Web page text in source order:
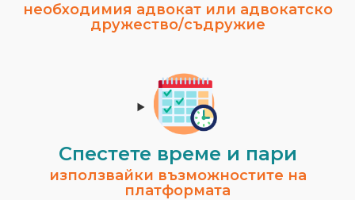
необходимия адвокат или адвокатско
дружество/съдружие
Спестeте време и пари
използвайки възможностите на
платформата